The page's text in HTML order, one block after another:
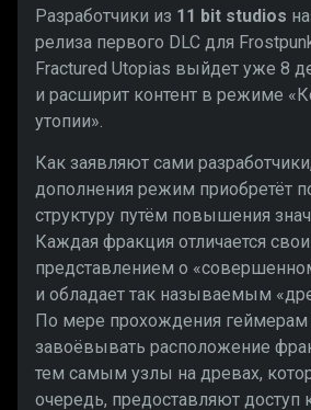
Разработчики из 11 bit studios
релиза первого DLC для
Fractured Utopias выйдет уже 8
и расширит контент в режиме
утопии».
Как заявляют сами
дополнения режим приобретёт
структуру путём повышения
Каждая фракция отличается
представлением о
и обладает так называемым
По мере прохождения геймерам
завоёвывать расположение
тем самым узлы на древах,
очередь, предоставляют